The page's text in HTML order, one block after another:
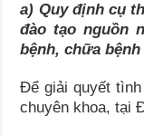
a) Quy định cụ
đào tạo nguồn
bệnh, chữa bệnh
Để giải quyết
chuyên khoa, tại